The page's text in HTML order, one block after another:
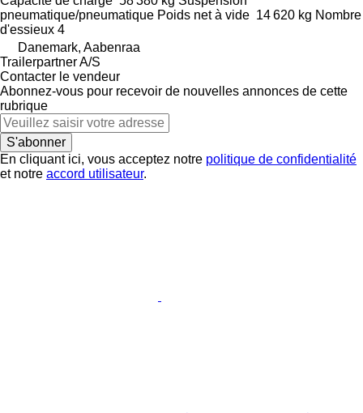
pneumatique/pneumatique Poids net à vide 14 620 kg Nombre
d'essieux 4
Danemark, Aabenraa
Trailerpartner A/S
Contacter le vendeur
Abonnez-vous pour recevoir de nouvelles annonces de cette
rubrique
S'abonner
En cliquant ici, vous acceptez notre politique de confidentialité
et notre accord utilisateur.